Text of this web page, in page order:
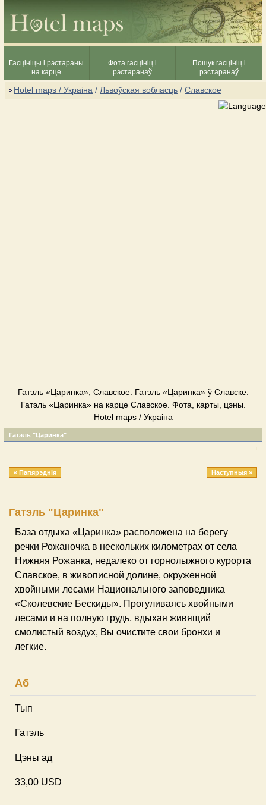
Гасцініцы і рэстараны
на карце
Фота гасцініц і
рэстаранаў
Пошук гасцініц і
рэстаранаў
Hotel maps / Украіна / Львоўская вобласць / Славское
Гатэль «Царинка», Славское. Гатэль «Царинка» ў Славске.
Гатэль «Царинка» на карце Славское. Фота, карты, цэны.
Hotel maps / Украіна
Гатэль "Царинка"
« Папярэднія Наступныя »
Гатэль "Царинка"
База отдыха «Царинка» расположена на берегу
речки Рожаночка в нескольких километрах от села
Нижняя Рожанка, недалеко от горнолыжного курорта
Славское, в живописной долине, окруженной
хвойными лесами Национального заповедника
«Сколевские Бескиды». Прогуливаясь хвойными
лесами и на полную грудь, вдыхая живящий
смолистый воздух, Вы очистите свои бронхи и
легкие.
Аб
Тып
Гатэль
Цэны ад
33,00 USD